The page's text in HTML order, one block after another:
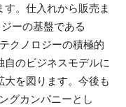
。仕入れから販売ま
ーの基盤である
クノロジーの積極的
自のビジネスモデルに
を図ります。今後も
グカンパニーとし